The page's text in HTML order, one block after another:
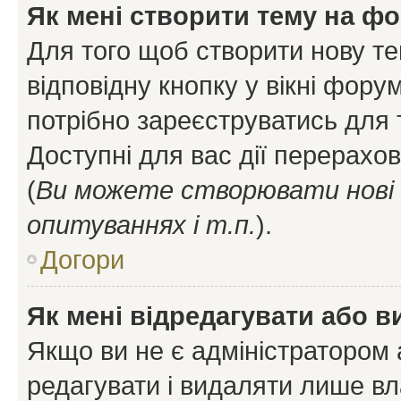
Як мені створити тему на
Для того щоб створити нову
відповідну кнопку у вікні
потрібно зареєструватись
Доступні для вас дії
(Ви можете створювати
опитуваннях і т.п.).
Догори
Як мені відредагувати або
Якщо ви не є
редагувати і видаляти лише